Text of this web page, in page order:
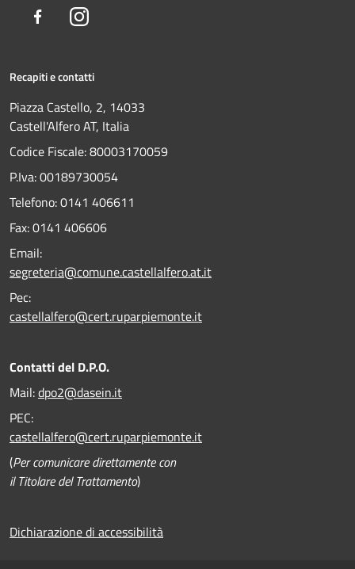
FacebookInstagram
Recapiti e contatti
Piazza Castello, 2, 14033
Castell'Alfero AT, Italia
Codice Fiscale: 80003170059
P.Iva: 00189730054
Telefono:0141 406611
Fax:0141 406606
Email:
segreteria@comune.castellalfero.at.it
Pec:
castellalfero@cert.ruparpiemonte.it
Contatti del D.P.O.
Mail:dpo2@dasein.it
PEC:
castellalfero@cert.ruparpiemonte.it
(Per comunicare direttamente con
il Titolare del Trattamento)
Dichiarazione di accessibilità